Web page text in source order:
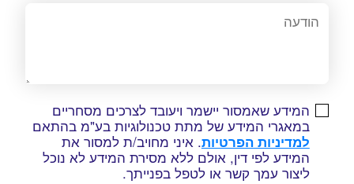
המידע שאמסור יישמר ויעובד לצרכים מסחריים
במאגרי המידע של מתת טכנולוגיות בע"מ בהתאם
למדיניות הפרטיות. איני מחויב/ת למסור את
המידע לפי דין, אולם ללא מסירת המידע לא נוכל
ליצור עמך קשר או לטפל בפנייתך.